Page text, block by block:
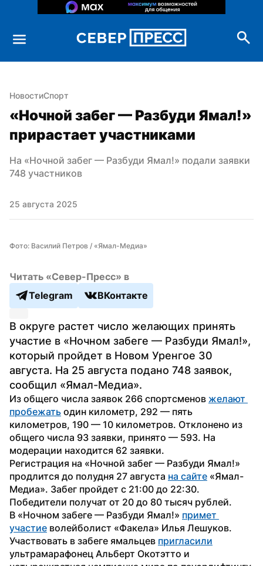
НовостиСпорт
«Ночной забег — Разбуди Ямал!»
прирастает участниками
На «Ночной забег — Разбуди Ямал!» подали заявки
748 участников
25 августа 2025
Фото: Василий Петров / «Ямал-Медиа»
Читать «Север-Пресс» в
Telegram
ВКонтакте
В округе растет число желающих принять
участие в «Ночном забеге — Разбуди Ямал!»,
который пройдет в Новом Уренгое 30
августа. На 25 августа подано 748 заявок,
сообщил «Ямал-Медиа».
Из общего числа заявок 266 спортсменов желают
пробежать один километр, 292 — пять
километров, 190 — 10 километров. Отклонено из
общего числа 93 заявки, принято — 593. На
модерации находится 62 заявки.
Регистрация на «Ночной забег — Разбуди Ямал!»
продлится до полудня 27 августа на сайте «Ямал-
Медиа». Забег пройдет с 21:00 до 22:30.
Победители получат от 20 до 80 тысяч рублей.
В «Ночном забеге — Разбуди Ямал!» примет
участие волейболист «Факела» Илья Лешуков.
Участвовать в забеге ямальцев пригласили
ультрамарафонец Альберт Окотэтто и